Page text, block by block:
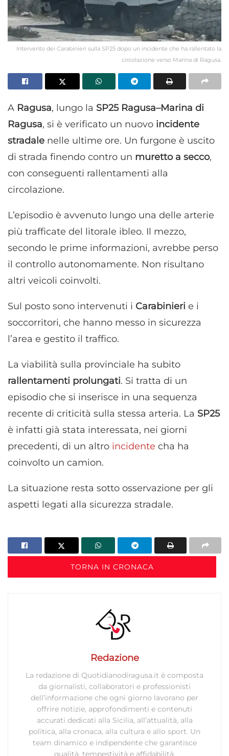
Intervento dei Carabinieri sulla SP25 dopo un incidente che ha rallentato la
circolazione verso Marina di Ragusa.
A Ragusa, lungo la SP25 Ragusa–Marina di
Ragusa, si è verificato un nuovo incidente
stradale nelle ultime ore. Un furgone è uscito
di strada finendo contro un muretto a secco,
con conseguenti rallentamenti alla
circolazione.
L’episodio è avvenuto lungo una delle arterie
più trafficate del litorale ibleo. Il mezzo,
secondo le prime informazioni, avrebbe perso
il controllo autonomamente. Non risultano
altri veicoli coinvolti.
Sul posto sono intervenuti i Carabinieri e i
soccorritori, che hanno messo in sicurezza
l’area e gestito il traffico.
La viabilità sulla provinciale ha subito
rallentamenti prolungati. Si tratta di un
episodio che si inserisce in una sequenza
recente di criticità sulla stessa arteria. La SP25
è infatti già stata interessata, nei giorni
precedenti, di un altro incidente cha ha
coinvolto un camion.
La situazione resta sotto osservazione per gli
aspetti legati alla sicurezza stradale.
TORNA IN CRONACA
Redazione
La redazione di Quotidianodiragusa.it è composta
da giornalisti, collaboratori e professionisti
dell’informazione che ogni giorno lavorano per
offrire notizie, approfondimenti e contenuti
accurati dedicati alla Sicilia, all’attualità, alla
politica, alla cronaca, alla cultura e allo sport. Un
team dinamico e indipendente che garantisce
qualità, tempestività e affidabilità.